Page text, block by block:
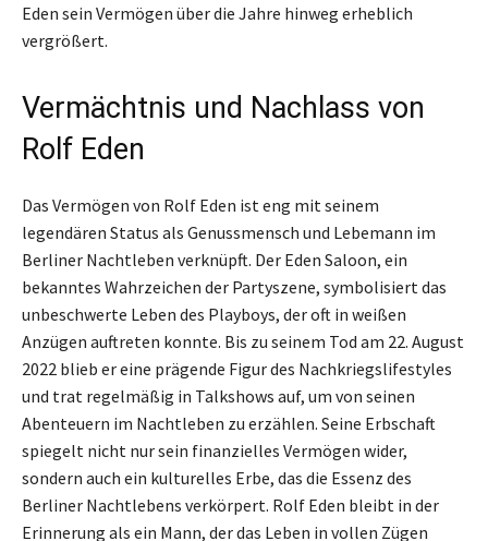
Eden sein Vermögen über die Jahre hinweg erheblich
vergrößert.
Vermächtnis und Nachlass von
Rolf Eden
Das Vermögen von Rolf Eden ist eng mit seinem
legendären Status als Genussmensch und Lebemann im
Berliner Nachtleben verknüpft. Der Eden Saloon, ein
bekanntes Wahrzeichen der Partyszene, symbolisiert das
unbeschwerte Leben des Playboys, der oft in weißen
Anzügen auftreten konnte. Bis zu seinem Tod am 22. August
2022 blieb er eine prägende Figur des Nachkriegslifestyles
und trat regelmäßig in Talkshows auf, um von seinen
Abenteuern im Nachtleben zu erzählen. Seine Erbschaft
spiegelt nicht nur sein finanzielles Vermögen wider,
sondern auch ein kulturelles Erbe, das die Essenz des
Berliner Nachtlebens verkörpert. Rolf Eden bleibt in der
Erinnerung als ein Mann, der das Leben in vollen Zügen